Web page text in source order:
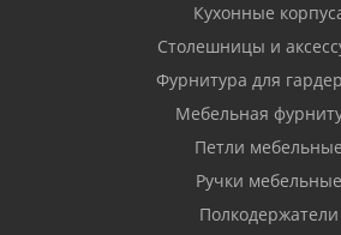
Кухонные
Столешницы и
Фурнитура для
Мебельная
Петли мебельные
Ручки мебельные
Полкодержатели